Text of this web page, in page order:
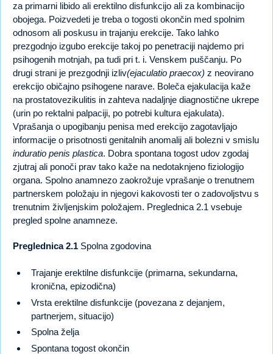
za primarni libido ali erektilno disfunkcijo ali za kombinacijo
obojega. Poizvedeti je treba o togosti okončin med spolnim
odnosom ali poskusu in trajanju erekcije. Tako lahko
prezgodnjo izgubo erekcije takoj po penetraciji najdemo pri
psihogenih motnjah, pa tudi pri t. i. Venskem puščanju. Po
drugi strani je prezgodnji izliv(ejaculatio praecox) z neovirano
erekcijo običajno psihogene narave. Boleča ejakulacija kaže
na prostatovezikulitis in zahteva nadaljnje diagnostične ukrepe
(urin po rektalni palpaciji, po potrebi kultura ejakulata).
Vprašanja o upogibanju penisa med erekcijo zagotavljajo
informacije o prisotnosti genitalnih anomalij ali bolezni v smislu
induratio penis plastica. Dobra spontana togost udov zgodaj
zjutraj ali ponoči prav tako kaže na nedotaknjeno fiziologijo
organa. Spolno anamnezo zaokrožuje vprašanje o trenutnem
partnerskem položaju in njegovi kakovosti ter o zadovoljstvu s
trenutnim življenjskim položajem. Preglednica 2.1 vsebuje
pregled spolne anamneze.
Preglednica 2.1 Spolna zgodovina
Trajanje erektilne disfunkcije (primarna, sekundarna,
kronična, epizodična)
Vrsta erektilne disfunkcije (povezana z dejanjem,
partnerjem, situacijo)
Spolna želja
Spontana togost okončin